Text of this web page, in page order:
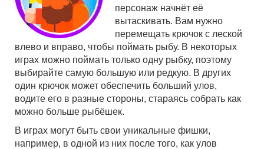
персонаж начнёт её
вытаскивать. Вам нужно
перемещать крючок с леской
влево и вправо, чтобы поймать рыбу. В некоторых
играх можно поймать только одну рыбку, поэтому
выбирайте самую большую или редкую. В других
один крючок может обеспечить больший улов,
водите его в разные стороны, стараясь собрать как
можно больше рыбёшек.
В играх могут быть свои уникальные фишки,
например, в одной из них после того, как улов